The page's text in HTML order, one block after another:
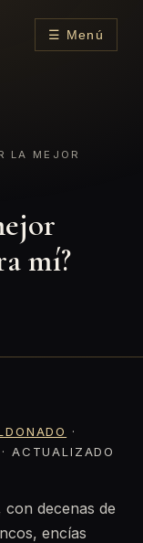
☰ Menú
LA MEJOR
mí?
·
ACTUALIZADO
decenas de
encías